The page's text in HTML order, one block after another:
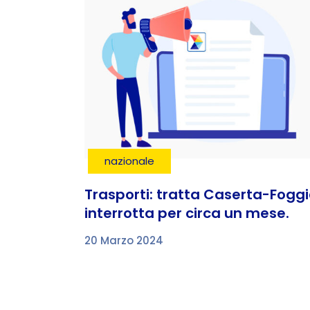
nazionale
Trasporti: tratta Caserta-
interrotta per circa un mese.
20 Marzo 2024